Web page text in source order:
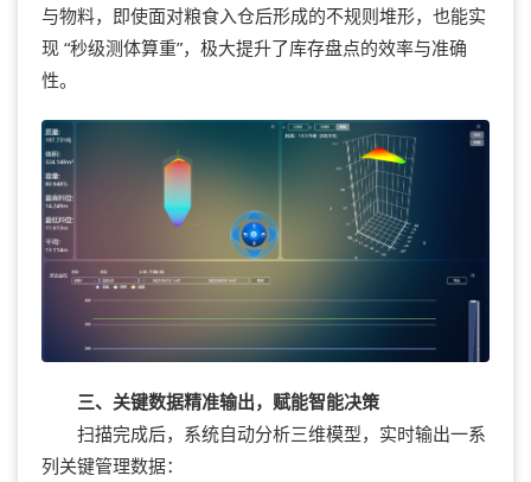
与物料，即使面对粮食入仓后形成的不规则堆形，也能实
现 “秒级测体算重”，极大提升了库存盘点的效率与准确
性。
三、关键数据精准输出，赋能智能决策
扫描完成后，系统自动分析三维模型，实时输出一系
列关键管理数据：